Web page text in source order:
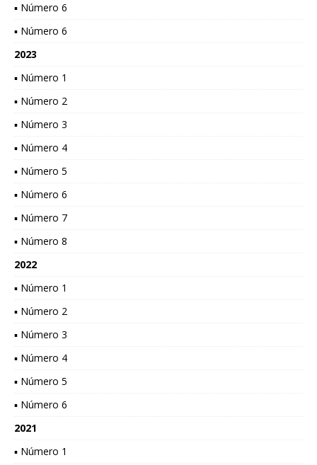
▪ Número 6
▪ Número 6
2023
▪ Número 1
▪ Número 2
▪ Número 3
▪ Número 4
▪ Número 5
▪ Número 6
▪ Número 7
▪ Número 8
2022
▪ Número 1
▪ Número 2
▪ Número 3
▪ Número 4
▪ Número 5
▪ Número 6
2021
▪ Número 1